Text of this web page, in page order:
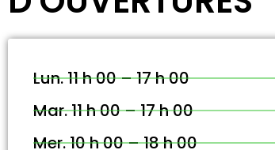
Lun. 11 h 00 – 17 h 00
Mar. 11 h 00 – 17 h 00
Mer. 10 h 00 – 18 h 00